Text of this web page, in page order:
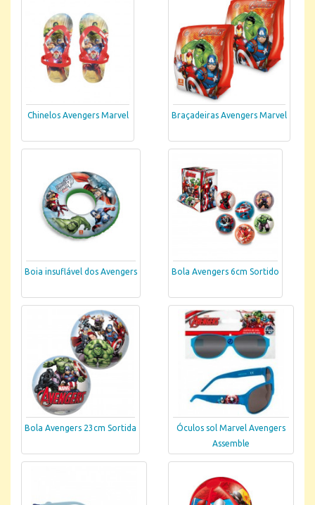
Chinelos Avengers Marvel Braçadeiras Avengers Marvel
Boia insuflável dos Avengers Bola Avengers 6cm Sortido
Bola Avengers 23cm Sortida
Óculos sol Marvel Avengers
Assemble